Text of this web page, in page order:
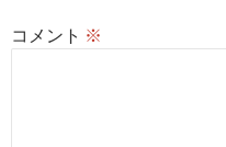
コメント ※